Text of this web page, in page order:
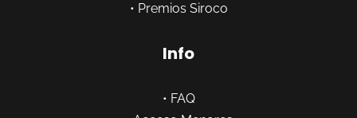
• Premios Siroco
Info
• FAQ